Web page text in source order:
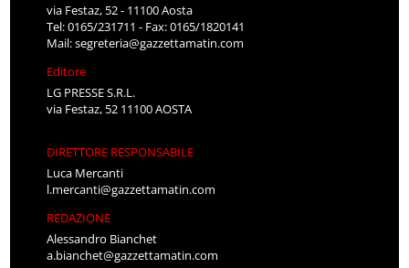
via Festaz, 52 - 11100 Aosta
Tel: 0165/231711 - Fax: 0165/1820141
Mail:segreteria@gazzettamatin.com
Editore
LG PRESSE S.R.L.
via Festaz, 52 11100 AOSTA
DIRETTORE RESPONSABILE
Luca Mercanti
l.mercanti@gazzettamatin.com
REDAZIONE
Alessandro Bianchet
a.bianchet@gazzettamatin.com